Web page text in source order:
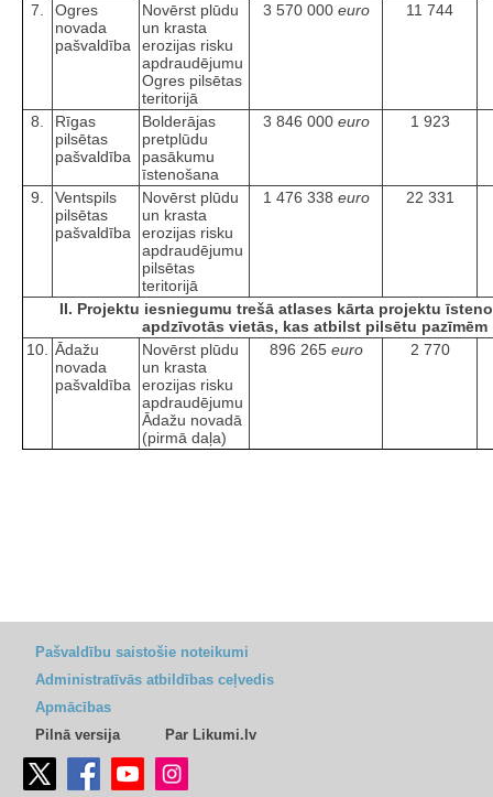
7.
Ogres
novada
pašvaldība
Novērst plūdu
un krasta
erozijas risku
apdraudējumu
Ogres pilsētas
teritorijā
3 570 000 euro 11 744
8.
Rīgas
pilsētas
pašvaldība
Bolderājas
pretplūdu
pasākumu
īstenošana
3 846 000 euro 1 923
9.
Ventspils
pilsētas
pašvaldība
Novērst plūdu
un krasta
erozijas risku
apdraudējumu
pilsētas
teritorijā
1 476 338 euro 22 331
II. Projektu iesniegumu trešā atlases kārta projektu
apdzīvotās vietās, kas atbilst pilsētu pazīmēm
10. Ādažu
novada
pašvaldība
Novērst plūdu
un krasta
erozijas risku
apdraudējumu
Ādažu novadā
(pirmā daļa)
896 265 euro 2 770
Pašvaldību saistošie noteikumi
Administratīvās atbildības ceļvedis
Apmācības
Pilnā versija
Par Likumi.lv